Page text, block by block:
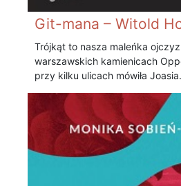
Git-mana – Witold
Trójkąt to nasza maleńka
warszawskich kamienicach
przy kilku ulicach mówiła